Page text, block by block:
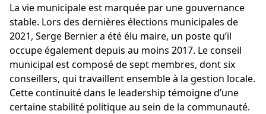
La vie municipale est marquée par une gouvernance
stable. Lors des dernières élections municipales de
2021, Serge Bernier a été élu maire, un poste qu’il
occupe également depuis au moins 2017. Le conseil
municipal est composé de sept membres, dont six
conseillers, qui travaillent ensemble à la gestion locale.
Cette continuité dans le leadership témoigne d’une
certaine stabilité politique au sein de la communauté.